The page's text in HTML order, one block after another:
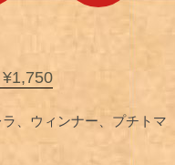
、ウィンナー、プチトマ